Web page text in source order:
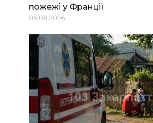
пожежі у Франції
05.08.2026